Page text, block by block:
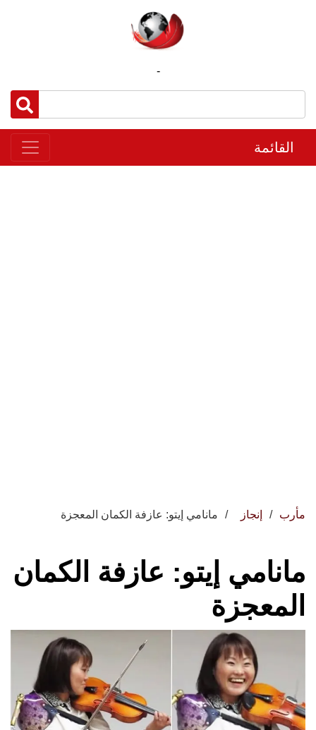
-
القائمة
مأرب إنجاز مانامي إيتو: عازفة الكمان المعجزة
مانامي إيتو: عازفة الكمان
المعجزة